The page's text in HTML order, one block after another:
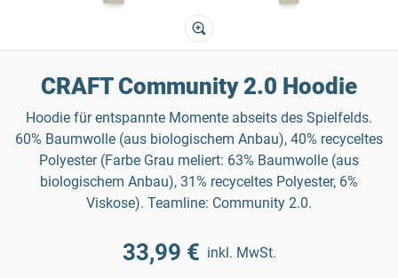
CRAFT Community 2.0 Hoodie
Hoodie für entspannte Momente abseits des Spielfelds.
60% Baumwolle (aus biologischem Anbau), 40% recyceltes
Polyester (Farbe Grau meliert: 63% Baumwolle (aus
biologischem Anbau), 31% recyceltes Polyester, 6%
Viskose). Teamline: Community 2.0.
33,99 € inkl. MwSt.